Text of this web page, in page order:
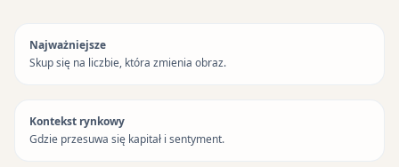
Najważniejsze
Skup się na liczbie, która zmienia obraz.
Kontekst rynkowy
Gdzie przesuwa się kapitał i sentyment.